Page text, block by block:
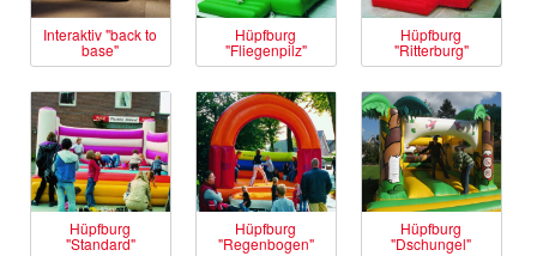
Interaktiv "back to
base"
Hüpfburg
"Fliegenpilz"
Hüpfburg
"Ritterburg"
Hüpfburg
"Standard"
Hüpfburg
"Regenbogen"
Hüpfburg
"Dschungel"